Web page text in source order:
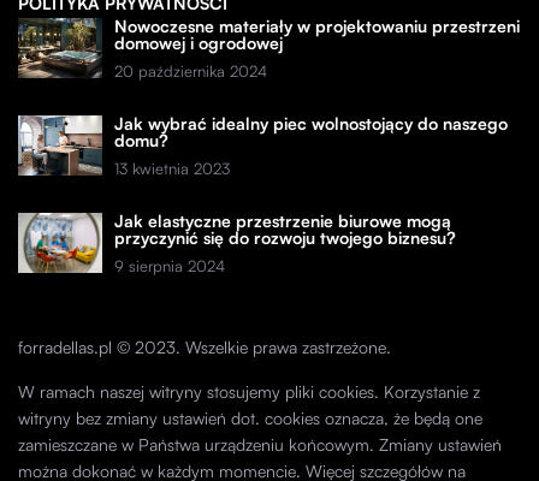
Nowoczesne materiały w projektowaniu przestrzeni
domowej i ogrodowej
20 października 2024
Jak wybrać idealny piec wolnostojący do naszego
domu?
13 kwietnia 2023
Jak elastyczne przestrzenie biurowe mogą
przyczynić się do rozwoju twojego biznesu?
9 sierpnia 2024
forradellas.pl © 2023. Wszelkie prawa zastrzeżone.
W ramach naszej witryny stosujemy pliki cookies. Korzystanie z
witryny bez zmiany ustawień dot. cookies oznacza, że będą one
zamieszczane w Państwa urządzeniu końcowym. Zmiany ustawień
można dokonać w każdym momencie. Więcej szczegółów na